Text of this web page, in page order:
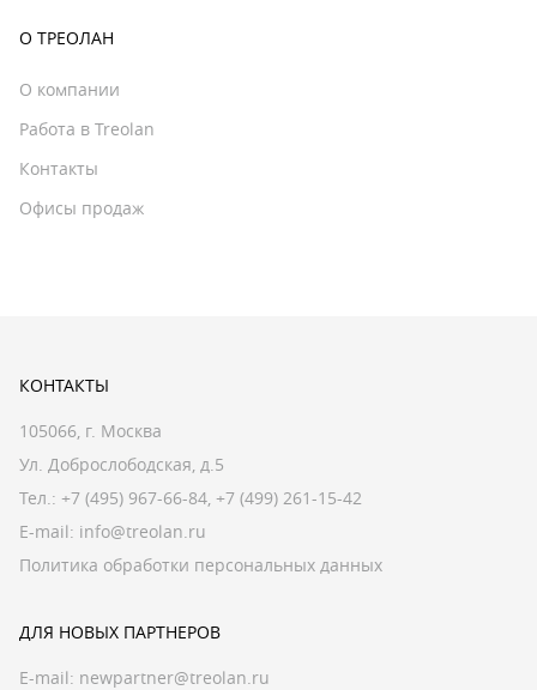
О ТРЕОЛАН
О компании
Работа в Treolan
Контакты
Офисы продаж
КОНТАКТЫ
105066, г. Москва
Ул. Доброслободская, д.5
Тел.: +7 (495) 967-66-84, +7 (499) 261-15-42
E-mail: info@treolan.ru
Политика обработки персональных данных
ДЛЯ НОВЫХ ПАРТНЕРОВ
E-mail: newpartner@treolan.ru